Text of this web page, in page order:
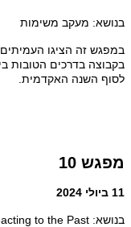
בנושא: מעקב משימות
במפגש זה הציגו
בקבוצה בדרכים הטובות
לסוף השנה האקדמית.
מפגש 10
11 ביולי 2024
בנושא: Reacting to the Past - משחקי תפקידים בלימוד היסטוריה